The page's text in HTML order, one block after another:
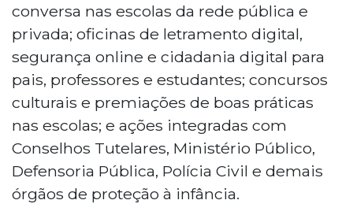
conversa nas escolas da rede pública e
privada; oficinas de letramento digital,
segurança online e cidadania digital para
pais, professores e estudantes; concursos
culturais e premiações de boas práticas
nas escolas; e ações integradas com
Conselhos Tutelares, Ministério Público,
Defensoria Pública, Polícia Civil e demais
órgãos de proteção à infância.